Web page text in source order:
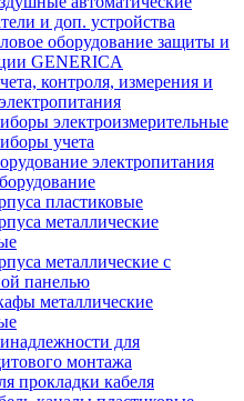
и доп. устройства
оборудование защиты и
GENERICA
контроля, измерения и
электроизмерительные
учета
электропитания
пластиковые
металлические
металлические с
панелью
металлические
для
монтажа
прокладки кабеля